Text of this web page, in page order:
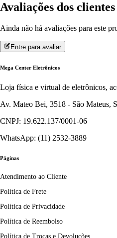
Avaliações dos clientes
Ainda não há avaliações para este
Entre para avaliar
Mega Center Eletrônicos
Loja física e virtual de eletrônicos,
Av. Mateo Bei, 3518 - São Mateus,
CNPJ: 19.622.137/0001-06
WhatsApp: (11) 2532-3889
Páginas
Atendimento ao Cliente
Política de Frete
Política de Privacidade
Política de Reembolso
Política de Trocas e Devoluções